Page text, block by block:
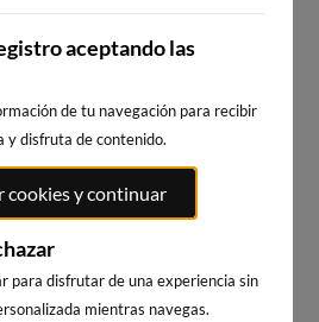
DE SANT
CERCANAS
aceptando las
de tu navegación para recibir
y disfruta de contenido.
cookies y continuar
para disfrutar de una experiencia sin
mientras navegas.